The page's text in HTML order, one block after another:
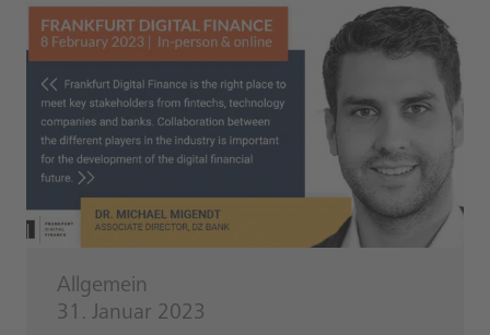
Allgemein
31. Januar 2023